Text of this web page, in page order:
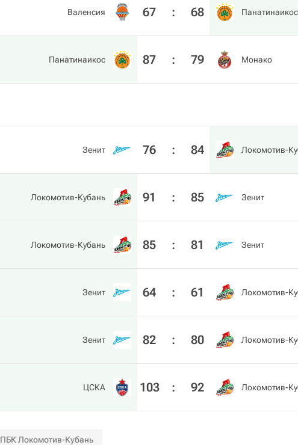
Валенсия 67 : 68 Панатинаикос
Панатинаикос 87 : 79 Монако
Зенит 76 : 84 Локомотив-
Локомотив-Кубань 91 : 85 Зенит
Локомотив-Кубань 85 : 81 Зенит
Зенит 64 : 61 Локомотив-
Зенит 82 : 80 Локомотив-
ЦСКА 103 : 92 Локомотив-
ПБК Локомотив-Кубань